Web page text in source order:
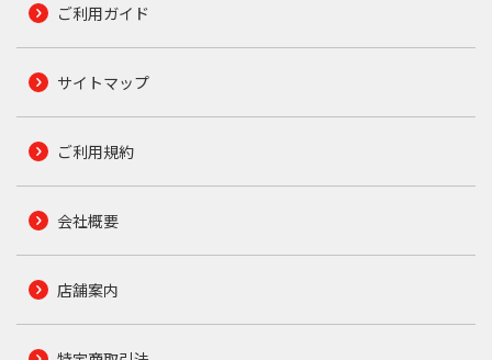
ご利用ガイド
サイトマップ
ご利用規約
会社概要
店舗案内